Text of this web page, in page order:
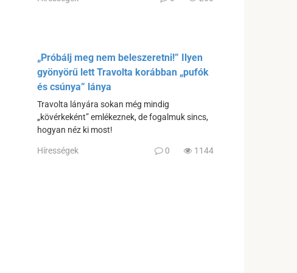
„Próbálj meg nem beleszeretni!” Ilyen
gyönyörű lett Travolta korábban „pufók
és csúnya” lánya
Travolta lányára sokan még mindig
„kövérkeként” emlékeznek, de fogalmuk sincs,
hogyan néz ki most!
Hírességek 0 1144